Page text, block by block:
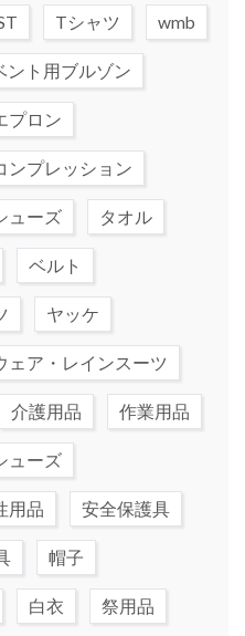
Tシャツ wmb
ント用ブルゾン
プロン
ンプレッション
ューズ タオル
ベルト
ヤッケ
ェア・レインスーツ
介護用品 作業用品
ューズ
用品 安全保護具
帽子
白衣 祭用品